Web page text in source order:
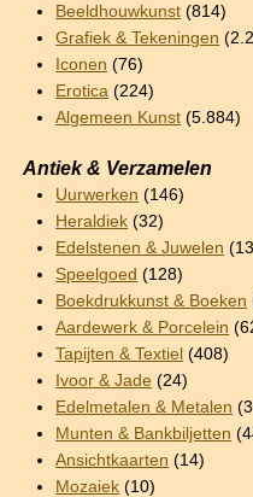
Beeldhouwkunst (814)
Grafiek & Tekeningen
Iconen (76)
Erotica (224)
Algemeen Kunst (5.884)
Antiek & Verzamelen
Uurwerken (146)
Heraldiek (32)
Edelstenen & Juwelen
Speelgoed (128)
Boekdrukkunst & Boeken
Aardewerk & Porcelein
Tapijten & Textiel (408)
Ivoor & Jade (24)
Edelmetalen & Metalen
Munten & Bankbiljetten
Ansichtkaarten (14)
Mozaiek (10)